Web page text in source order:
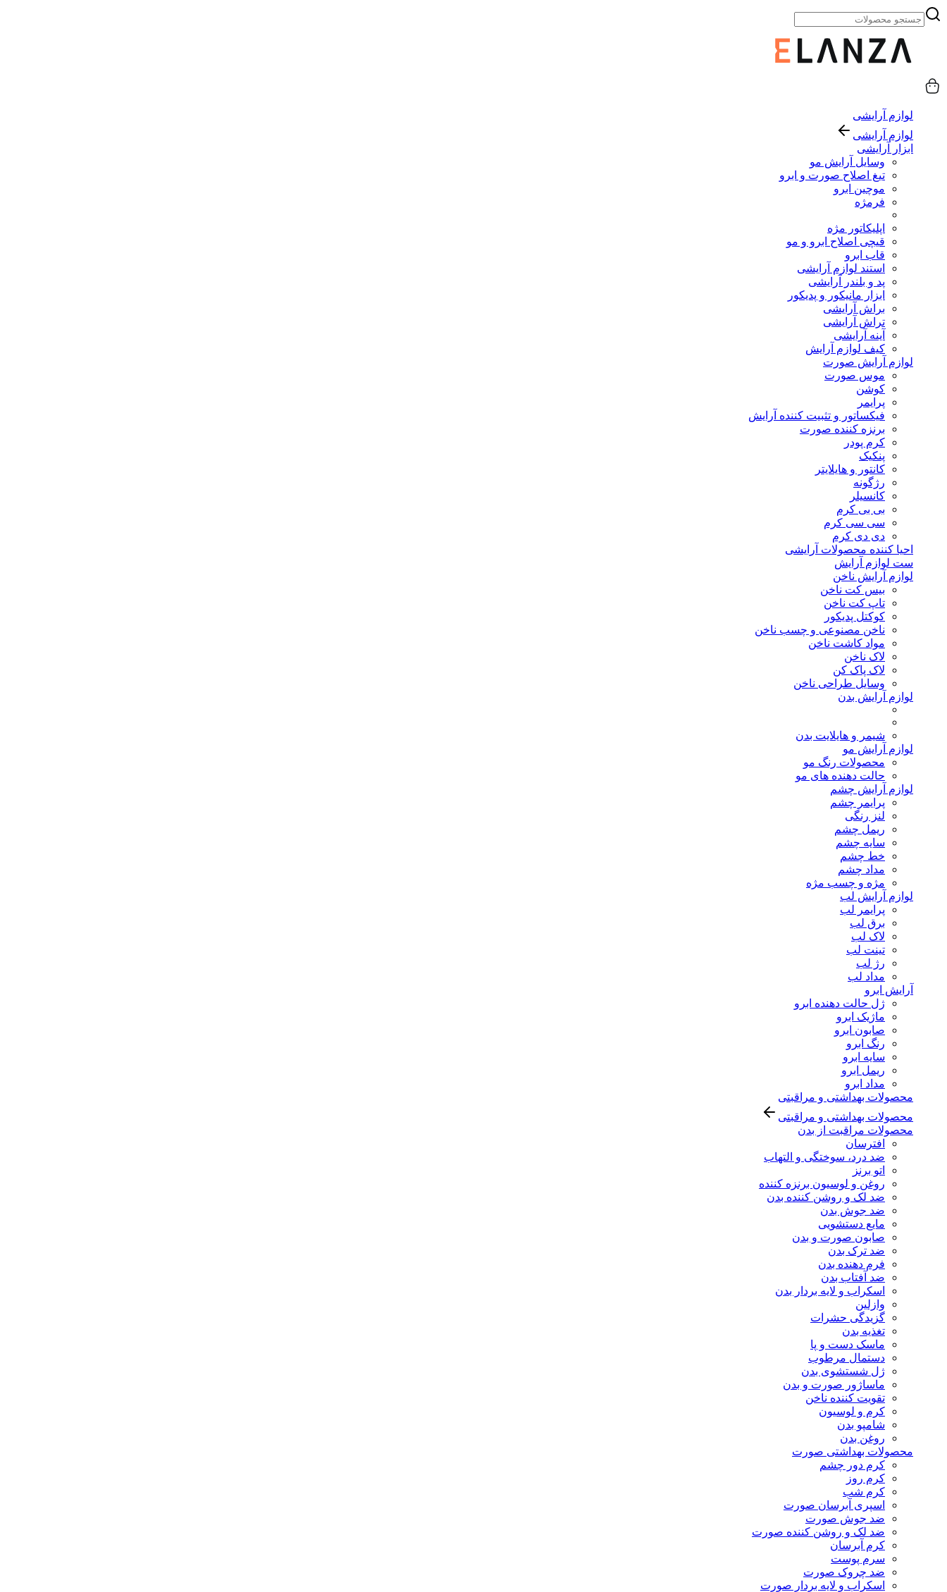
لوازم آرایشی
لوازم آرایشی
ابزار آرایشی
وسایل آرایش مو
تیغ اصلاح صورت و ابرو
موچین ابرو
فرمژه
اپلیکاتور مژه
قیچی اصلاح ابرو و مو
قاب ابرو
استند لوازم آرایشی
پد و بلندر آرایشی
ابزار مانیکور و پدیکور
براش آرایشی
تراش آرایشی
آینه آرایشی
کیف لوازم آرایش
لوازم آرایش صورت
موس صورت
کوشن
پرایمر
فیکساتور و تثبیت کننده آرایش
برنزه کننده صورت
کرم پودر
پنکیک
کانتور و هایلایتر
رژگونه
کانسیلر
بی بی کرم
سی سی کرم
دی دی کرم
احیا کننده محصولات آرایشی
ست لوازم آرایش
لوازم آرایش ناخن
بیس کت ناخن
تاپ کت ناخن
کوکتل پدیکور
ناخن مصنوعی و چسب ناخن
مواد کاشت ناخن
لاک ناخن
لاک پاک کن
وسایل طراحی ناخن
لوازم آرایش بدن
شیمر و هایلایت بدن
لوازم آرایش مو
محصولات رنگ مو
حالت دهنده های مو
لوازم آرایش چشم
پرایمر چشم
لنز رنگی
ریمل چشم
سایه چشم
خط چشم
مداد چشم
مژه و چسب مژه
لوازم آرایش لب
پرایمر لب
برق لب
لاک لب
تینت لب
رژ لب
مداد لب
آرایش ابرو
ژل حالت دهنده ابرو
ماژیک ابرو
صابون ابرو
رنگ ابرو
سایه ابرو
ریمل ابرو
مداد ابرو
محصولات بهداشتی و مراقبتی
محصولات بهداشتی و مراقبتی
محصولات مراقبت از بدن
افترسان
ضد درد، سوختگی و التهاب
اتو برنز
روغن و لوسیون برنزه کننده
ضد لک و روشن کننده بدن
ضد جوش بدن
مایع دستشویی
صابون صورت و بدن
ضد ترک بدن
فرم دهنده بدن
ضد آفتاب بدن
اسکراب و لایه بردار بدن
وازلین
گزیدگی حشرات
تغذیه بدن
ماسک دست و پا
دستمال مرطوب
ژل شستشوی بدن
ماساژور صورت و بدن
تقویت کننده ناخن
کرم و لوسیون
شامپو بدن
روغن بدن
محصولات بهداشتی صورت
کرم دور چشم
کرم روز
کرم شب
اسپری آبرسان صورت
ضد جوش صورت
ضد لک و روشن کننده صورت
کرم آبرسان
سرم پوست
ضد چروک صورت
اسکراب و لایه بردار صورت